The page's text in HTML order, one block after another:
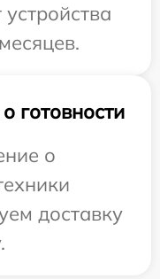
готовности
о
доставку